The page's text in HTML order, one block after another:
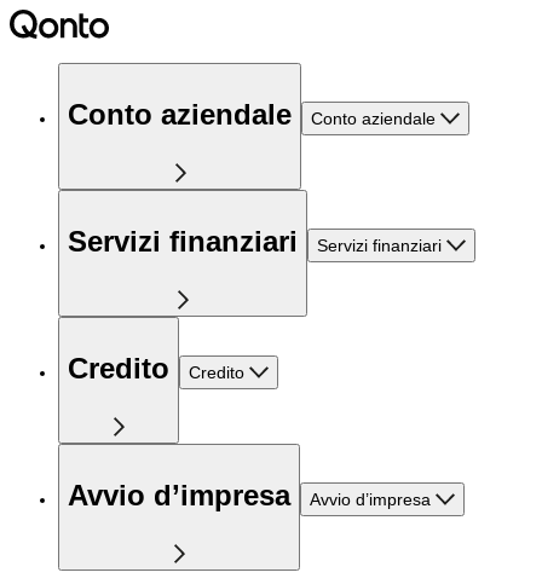
Conto aziendale Conto aziendale
Servizi finanziari Servizi finanziari
Credito Credito
Avvio d’impresa Avvio d’impresa